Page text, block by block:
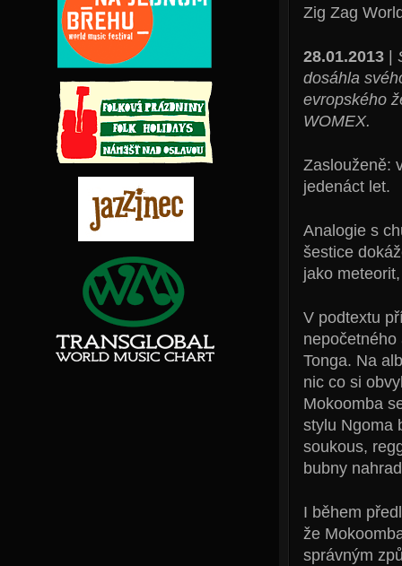
Zig Zag
28.01.2013|
dosáhla
evropského
WOMEX.
Zaslouženě:
jedenáct let.
Analogie s
šestice
jako
V podtextu
Tonga. Na
nic co si
Mokoomba
stylu Ngoma
soukous,
bubny
I během
že
správným